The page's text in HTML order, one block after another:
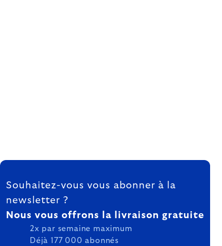
FOOTER
Souhaitez-vous vous abonner à la
newsletter ?
Nous vous offrons la livraison gratuite
2x par semaine maximum
Déjà 177 000 abonnés